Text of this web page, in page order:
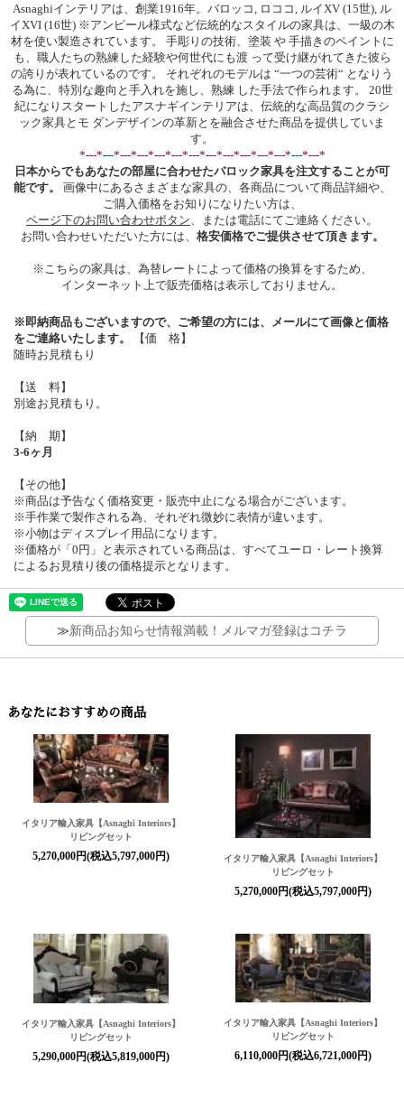
Asnaghiインテリアは、創業1916年。バロッコ, ロココ, ルイXV (15世), ル
イXVI (16世) ※アンピール様式など伝統的なスタイルの家具は、一級の木
材を使い製造されています。 手彫りの技術、塗装 や 手描きのペイントに
も、職人たちの熟練した経験や何世代にも渡 って受け継がれてきた彼ら
の誇りが表れているのです。 それぞれのモデルは “一つの芸術“ となりう
る為に、特別な趣向と手入れを施し、熟練 した手法で作られます。 20世
紀になりスタートしたアスナギインテリアは、伝統的な高品質のクラシ
ック家具とモ ダンデザインの革新とを融合させた商品を提供していま
す。
*---*---*---*---*---*---*---*---*---*---*---*---*---*---*
日本からでもあなたの部屋に合わせたバロック家具を注文することが可
能です。 画像中にあるさまざまな家具の、各商品について商品詳細や、
ご購入価格をお知りになりたい方は、
ページ下のお問い合わせボタン 、または電話にてご連絡ください。
お問い合わせいただいた方には、 格安価格でご提供させて頂きます。
※こちらの家具は、為替レートによって価格の換算をするため、
インターネット上で販売価格は表示しておりません。
※即納商品もございますので、ご希望の方には、メールにて画像と価格
をご連絡いたします。
【価 格】
随時お見積もり
【送 料】
別途お見積もり。
【納 期】
3-6ヶ月
【その他】
※商品は予告なく価格変更・販売中止になる場合がございます。
※手作業で製作される為、それぞれ微妙に表情が違います。
※小物はディスプレイ用品になります。
※価格が「0円」と表示されている商品は、すべてユーロ・レート換算
によるお見積り後の価格提示となります。
≫新商品お知らせ情報満載！メルマガ登録はコチラ
あなたにおすすめの商品
イタリア輸入家具【Asnaghi Interiors】
リビングセット
5,270,000円(税込5,797,000円)
イタリア輸入家具【Asnaghi Interiors】
リビングセット
5,270,000円(税込5,797,000円)
イタリア輸入家具【Asnaghi Interiors】
リビングセット
5,290,000円(税込5,819,000円)
イタリア輸入家具【Asnaghi Interiors】
リビングセット
6,110,000円(税込6,721,000円)